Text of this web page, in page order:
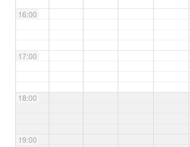
16:00
17:00
18:00
19:00